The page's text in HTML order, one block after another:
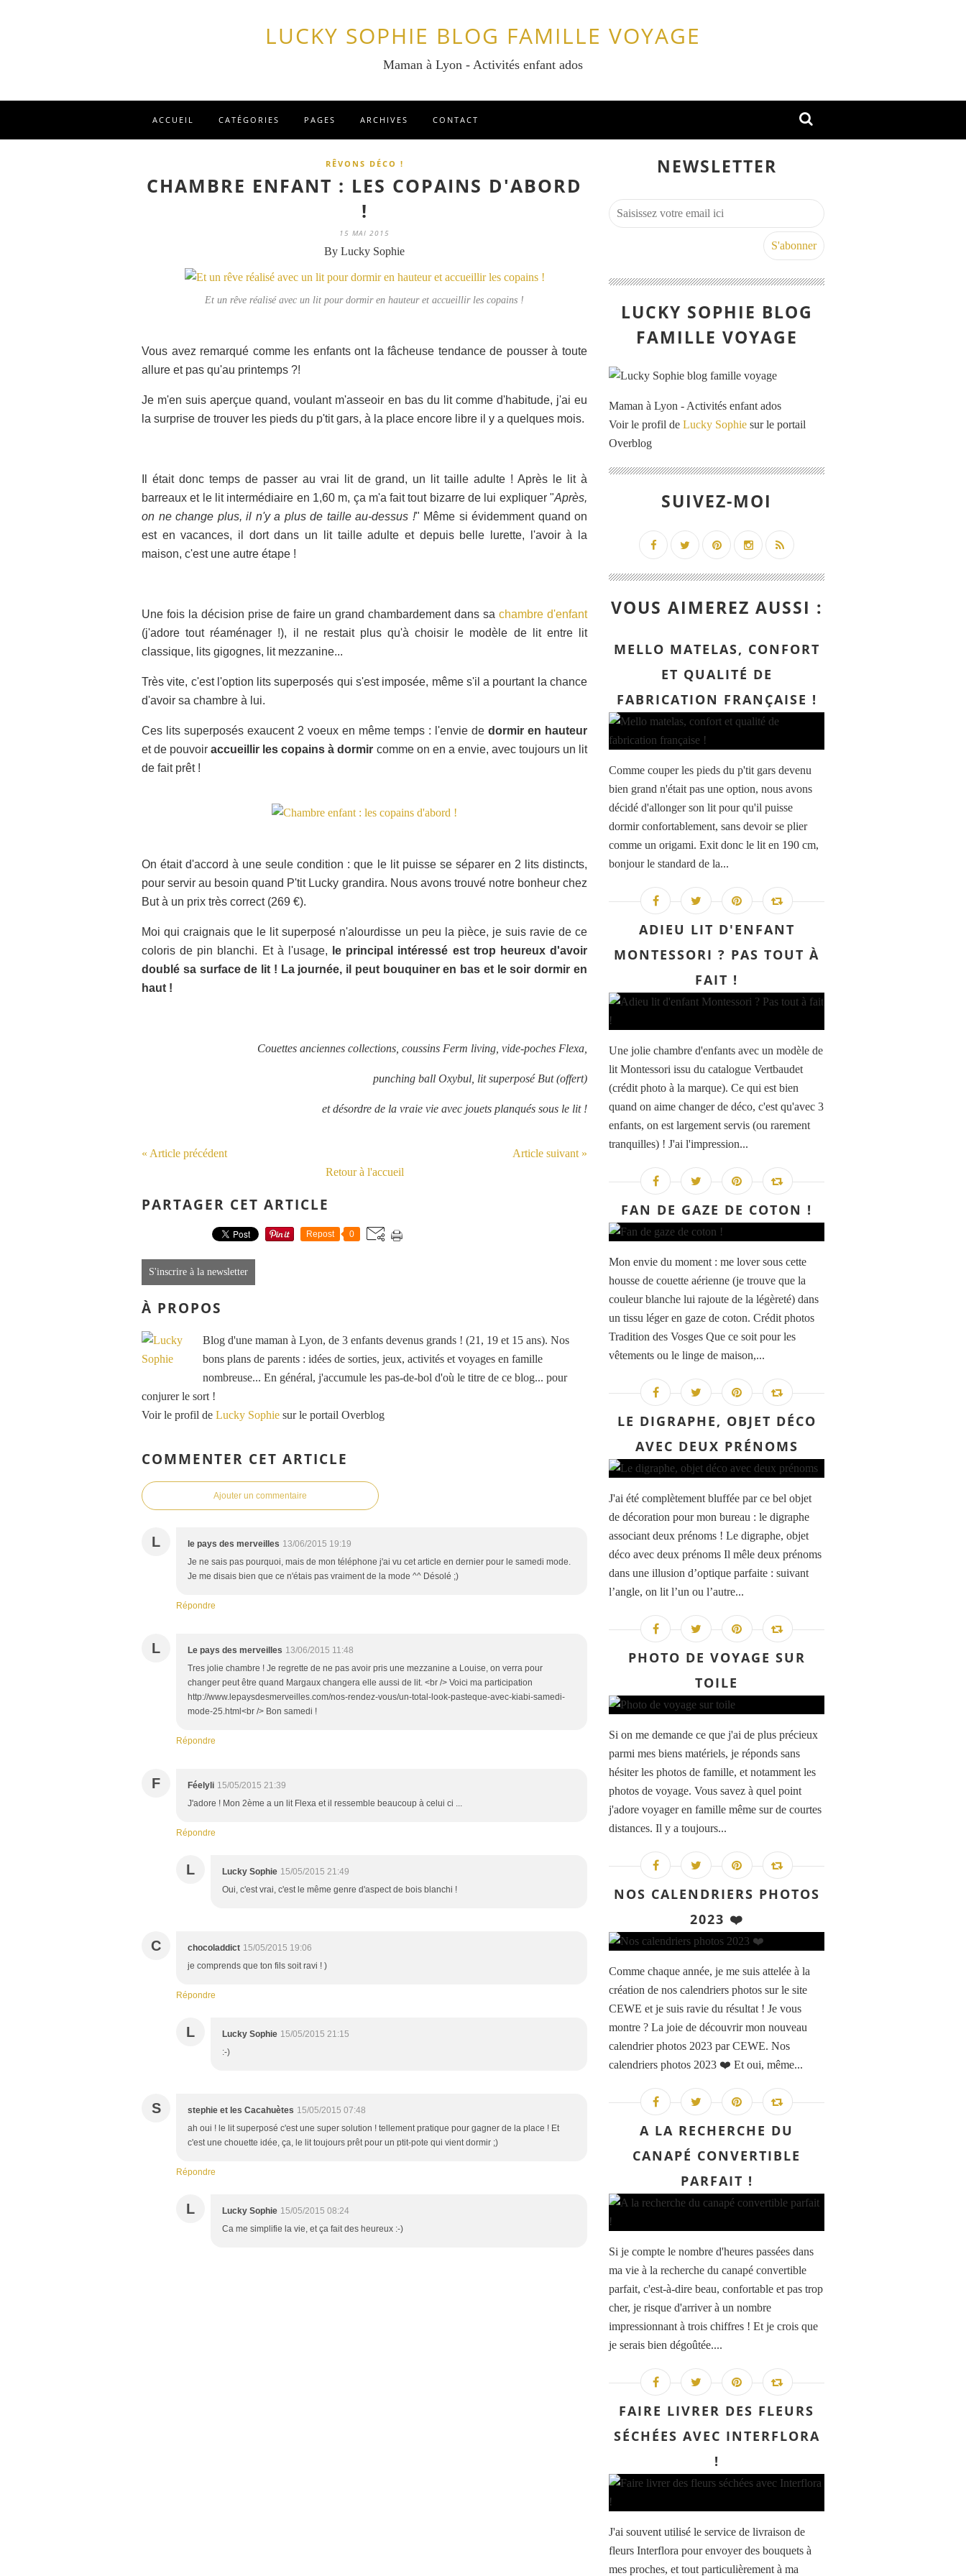
LUCKY SOPHIE BLOG FAMILLE VOYAGE
Maman à Lyon - Activités enfant ados
ACCUEIL CATÉGORIES PAGES ARCHIVES CONTACT
RÊVONS DÉCO !
CHAMBRE ENFANT : LES COPAINS D'ABORD
!
15 MAI 2015
By Lucky Sophie
Et un rêve réalisé avec un lit pour dormir en hauteur et accueillir les copains !
Vous avez remarqué comme les enfants ont la fâcheuse tendance de pousser à toute
allure et pas qu'au printemps ?!
Je m'en suis aperçue quand, voulant m'asseoir en bas du lit comme d'habitude, j'ai eu
la surprise de trouver les pieds du p'tit gars, à la place encore libre il y a quelques mois.
Il était donc temps de passer au vrai lit de grand, un lit taille adulte ! Après le lit à
barreaux et le lit intermédiaire en 1,60 m, ça m'a fait tout bizarre de lui expliquer "Après,
on ne change plus, il n'y a plus de taille au-dessus !" Même si évidemment quand on
est en vacances, il dort dans un lit taille adulte et depuis belle lurette, l'avoir à la
maison, c'est une autre étape !
Une fois la décision prise de faire un grand chambardement dans sachambre d'enfant
(j'adore tout réaménager !), il ne restait plus qu'à choisir le modèle de lit entre lit
classique, lits gigognes, lit mezzanine...
Très vite, c'est l'option lits superposés qui s'est imposée, même s'il a pourtant la chance
d'avoir sa chambre à lui.
Ces lits superposés exaucent 2 voeux en même temps : l'envie de dormir en hauteur
et de pouvoiraccueillir les copains à dormir comme on en a envie, avec toujours un lit
de fait prêt !
On était d'accord à une seule condition : que le lit puisse se séparer en 2 lits distincts,
pour servir au besoin quand P'tit Lucky grandira. Nous avons trouvé notre bonheur chez
But à un prix très correct (269 €).
Moi qui craignais que le lit superposé n'alourdisse un peu la pièce, je suis ravie de ce
coloris de pin blanchi. Et à l'usage,
le principal intéressé est trop heureux d'avoir
doublé sa surface de lit ! La journée, il peut bouquiner en bas et le soir dormir en
haut !
Couettes anciennes collections, coussins Ferm living, vide-poches Flexa,
punching ball Oxybul, lit superposé But (offert)
et désordre de la vraie vie avec jouets planqués sous le lit !
« Article précédent
Article suivant »
Retour à l'accueil
PARTAGER CET ARTICLE
Repost 0
S'inscrire à la newsletter
À PROPOS
Blog d'une maman à Lyon, de 3 enfants devenus grands ! (21, 19 et 15 ans). Nos
bons plans de parents : idées de sorties, jeux, activités et voyages en famille
nombreuse... En général, j'accumule les pas-de-bol d'où le titre de ce blog... pour
conjurer le sort !
Voir le profil de Lucky Sophie sur le portail Overblog
COMMENTER CET ARTICLE
Ajouter un commentaire
L le pays des merveilles 13/06/2015 19:19
Je ne sais pas pourquoi, mais de mon téléphone j'ai vu cet article en dernier pour le samedi mode.
Je me disais bien que ce n'étais pas vraiment de la mode ^^ Désolé ;)
Répondre
L Le pays des merveilles 13/06/2015 11:48
Tres jolie chambre ! Je regrette de ne pas avoir pris une mezzanine a Louise, on verra pour
changer peut être quand Margaux changera elle aussi de lit. <br /> Voici ma participation
http://www.lepaysdesmerveilles.com/nos-rendez-vous/un-total-look-pasteque-avec-kiabi-samedi-
mode-25.html<br /> Bon samedi !
Répondre
F Féelyli 15/05/2015 21:39
J'adore ! Mon 2ème a un lit Flexa et il ressemble beaucoup à celui ci ...
Répondre
L Lucky Sophie 15/05/2015 21:49
Oui, c'est vrai, c'est le même genre d'aspect de bois blanchi !
C chocoladdict 15/05/2015 19:06
je comprends que ton fils soit ravi ! )
Répondre
L Lucky Sophie 15/05/2015 21:15
:-)
S stephie et les Cacahuètes 15/05/2015 07:48
ah oui ! le lit superposé c'est une super solution ! tellement pratique pour gagner de la place ! Et
c'est une chouette idée, ça, le lit toujours prêt pour un ptit-pote qui vient dormir ;)
Répondre
L Lucky Sophie 15/05/2015 08:24
Ca me simplifie la vie, et ça fait des heureux :-)
NEWSLETTER
LUCKY SOPHIE BLOG
FAMILLE VOYAGE
Maman à Lyon - Activités enfant ados
Voir le profil de Lucky Sophie sur le portail
Overblog
SUIVEZ-MOI
VOUS AIMEREZ AUSSI :
MELLO MATELAS, CONFORT
ET QUALITÉ DE
FABRICATION FRANÇAISE !
Comme couper les pieds du p'tit gars devenu
bien grand n'était pas une option, nous avons
décidé d'allonger son lit pour qu'il puisse
dormir confortablement, sans devoir se plier
comme un origami. Exit donc le lit en 190 cm,
bonjour le standard de la...
ADIEU LIT D'ENFANT
MONTESSORI ? PAS TOUT À
FAIT !
Une jolie chambre d'enfants avec un modèle de
lit Montessori issu du catalogue Vertbaudet
(crédit photo à la marque). Ce qui est bien
quand on aime changer de déco, c'est qu'avec 3
enfants, on est largement servis (ou rarement
tranquilles) ! J'ai l'impression...
FAN DE GAZE DE COTON !
Mon envie du moment : me lover sous cette
housse de couette aérienne (je trouve que la
couleur blanche lui rajoute de la légèreté) dans
un tissu léger en gaze de coton. Crédit photos
Tradition des Vosges Que ce soit pour les
vêtements ou le linge de maison,...
LE DIGRAPHE, OBJET DÉCO
AVEC DEUX PRÉNOMS
J'ai été complètement bluffée par ce bel objet
de décoration pour mon bureau : le digraphe
associant deux prénoms ! Le digraphe, objet
déco avec deux prénoms Il mêle deux prénoms
dans une illusion d’optique parfaite : suivant
l’angle, on lit l’un ou l’autre...
PHOTO DE VOYAGE SUR
TOILE
Si on me demande ce que j'ai de plus précieux
parmi mes biens matériels, je réponds sans
hésiter les photos de famille, et notamment les
photos de voyage. Vous savez à quel point
j'adore voyager en famille même sur de courtes
distances. Il y a toujours...
NOS CALENDRIERS PHOTOS
2023 ❤️
Comme chaque année, je me suis attelée à la
création de nos calendriers photos sur le site
CEWE et je suis ravie du résultat ! Je vous
montre ? La joie de découvrir mon nouveau
calendrier photos 2023 par CEWE. Nos
calendriers photos 2023 ❤️ Et oui, même...
A LA RECHERCHE DU
CANAPÉ CONVERTIBLE
PARFAIT !
Si je compte le nombre d'heures passées dans
ma vie à la recherche du canapé convertible
parfait, c'est-à-dire beau, confortable et pas trop
cher, je risque d'arriver à un nombre
impressionnant à trois chiffres ! Et je crois que
je serais bien dégoûtée....
FAIRE LIVRER DES FLEURS
SÉCHÉES AVEC INTERFLORA
!
J'ai souvent utilisé le service de livraison de
fleurs Interflora pour envoyer des bouquets à
mes proches, et tout particulièrement à ma